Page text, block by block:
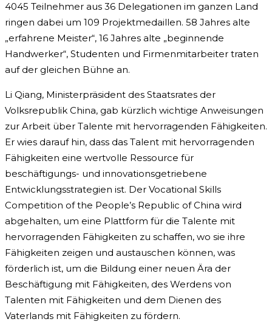
4045 Teilnehmer aus 36 Delegationen im ganzen Land
ringen dabei um 109 Projektmedaillen. 58 Jahres alte
„erfahrene Meister“, 16 Jahres alte „beginnende
Handwerker“, Studenten und Firmenmitarbeiter traten
auf der gleichen Bühne an.
Li Qiang, Ministerpräsident des Staatsrates der
Volksrepublik China, gab kürzlich wichtige Anweisungen
zur Arbeit über Talente mit hervorragenden Fähigkeiten.
Er wies darauf hin, dass das Talent mit hervorragenden
Fähigkeiten eine wertvolle Ressource für
beschäftigungs- und innovationsgetriebene
Entwicklungsstrategien ist. Der Vocational Skills
Competition of the People’s Republic of China wird
abgehalten, um eine Plattform für die Talente mit
hervorragenden Fähigkeiten zu schaffen, wo sie ihre
Fähigkeiten zeigen und austauschen können, was
förderlich ist, um die Bildung einer neuen Ära der
Beschäftigung mit Fähigkeiten, des Werdens von
Talenten mit Fähigkeiten und dem Dienen des
Vaterlands mit Fähigkeiten zu fördern.